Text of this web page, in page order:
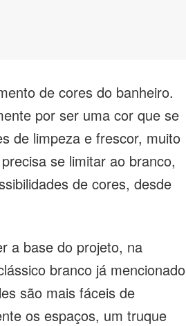
de cores do banheiro.
por ser uma cor que se
de limpeza e frescor, muito
se limitar ao branco,
de cores, desde
a base do projeto, na
branco já mencionado
são mais fáceis de
os espaços, um truque